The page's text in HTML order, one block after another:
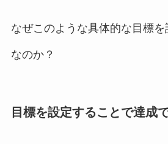
なぜこのような具体的な目標
なのか？
目標を設定することで達成